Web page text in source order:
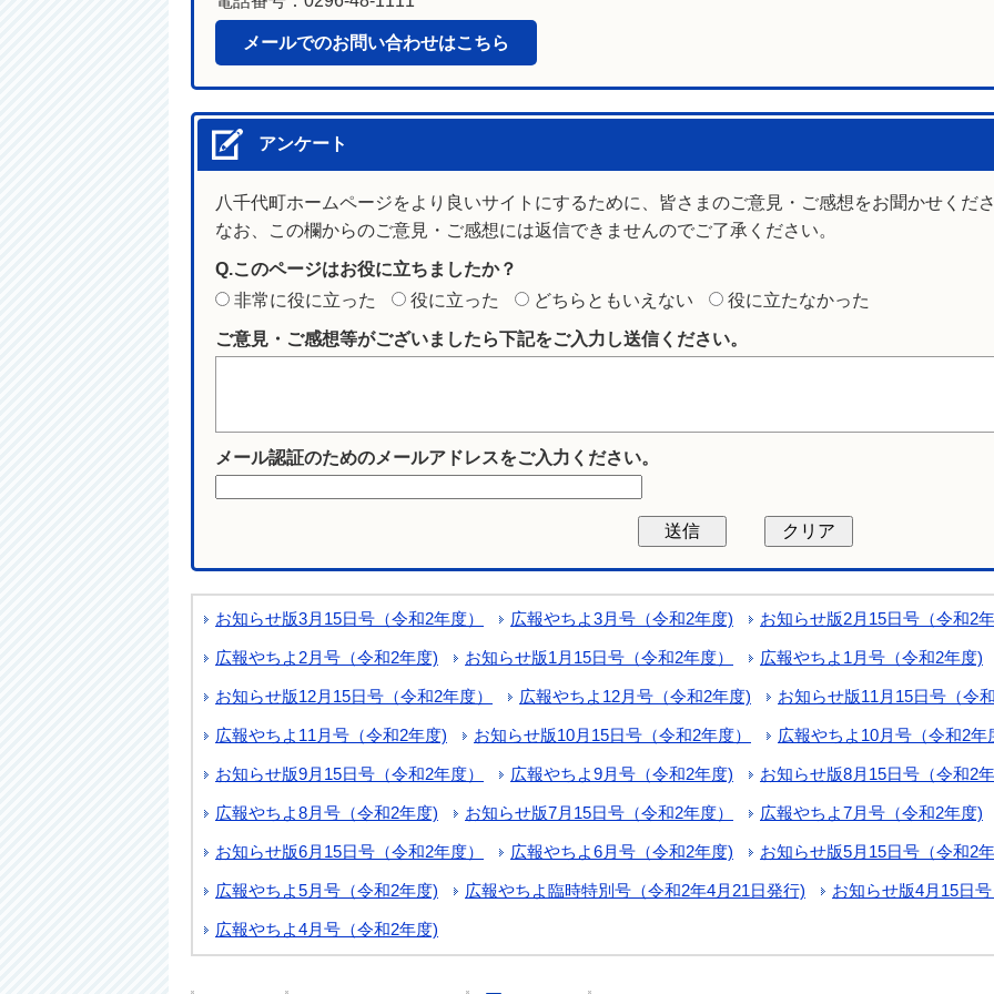
メールでのお問い合わせはこちら
アンケート
八千代町ホームページをより良いサイトにするために、皆さまのご意見・ご感想をお聞かせくだ
なお、この欄からのご意見・ご感想には返信できませんのでご了承ください。
Q.このページはお役に立ちましたか？
非常に役に立った
役に立った どちらともいえない 役に立たなかった
ご意見・ご感想等がございましたら下記をご入力し送信ください。
メール認証のためのメールアドレスをご入力ください。
お知らせ版3月15日号（令和2年度） 広報やちよ3月号（令和2年度) お知らせ版2月15日号（令和2
広報やちよ2月号（令和2年度) お知らせ版1月15日号（令和2年度） 広報やちよ1月号（令和2年度)
お知らせ版12月15日号（令和2年度） 広報やちよ12月号（令和2年度) お知らせ版11月15日号（令
広報やちよ11月号（令和2年度) お知らせ版10月15日号（令和2年度） 広報やちよ10月号（令和2年
お知らせ版9月15日号（令和2年度） 広報やちよ9月号（令和2年度) お知らせ版8月15日号（令和2
広報やちよ8月号（令和2年度) お知らせ版7月15日号（令和2年度） 広報やちよ7月号（令和2年度)
お知らせ版6月15日号（令和2年度） 広報やちよ6月号（令和2年度) お知らせ版5月15日号（令和2
広報やちよ5月号（令和2年度) 広報やちよ臨時特別号（令和2年4月21日発行) お知らせ版4月15日
広報やちよ4月号（令和2年度)